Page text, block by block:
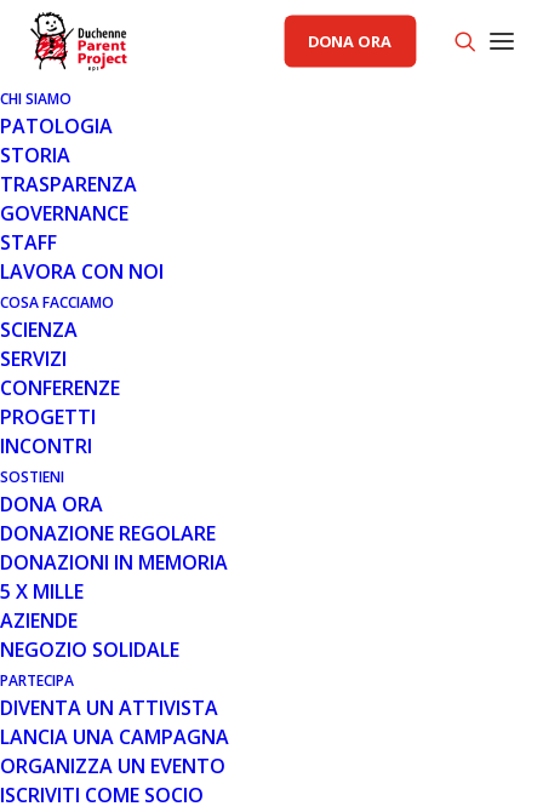
DONA ORA
CHI SIAMO
PATOLOGIA
STORIA
TRASPARENZA
GOVERNANCE
STAFF
LAVORA CON NOI
COSA FACCIAMO
SCIENZA
SERVIZI
CONFERENZE
PROGETTI
INCONTRI
SOSTIENI
DONA ORA
DONAZIONE REGOLARE
DONAZIONI IN MEMORIA
5 X MILLE
AZIENDE
NEGOZIO SOLIDALE
PARTECIPA
DIVENTA UN ATTIVISTA
LANCIA UNA CAMPAGNA
ORGANIZZA UN EVENTO
ISCRIVITI COME SOCIO
AREA CAD PP
30 OTT 2017
IL TAGLIANDO PER IL
PARCHEGGIO E LE SUE VARIANTI!
Avrete sicuramente sentito parlare del contrassegno
disabili ma forse meno del “contrassegno ad personam”.
L’articolo 381 afferma che
particolari condizioni di invalidità della persona
interessata, il comune può, con propria ordinanza,
assegnare a titolo gratuito un adeguato spazio di sosta
individuato da apposita segnaletica indicante gli estremi
del “contrassegno di parcheggio per disabili” del soggetto
autorizzato ad usufruirne. Tale agevolazione, se